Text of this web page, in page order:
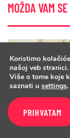
MOŽDA VAM
Koristimo
našoj veb stranici.
Više o tome koje
saznati u settings.
PRIHVATAM